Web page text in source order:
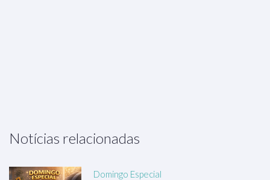
Notícias relacionadas
Domingo Especial